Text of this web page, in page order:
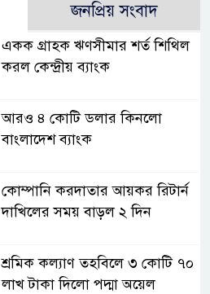
জনপ্রিয় সংবাদ
একক গ্রাহক ঋণসীমার শর্ত শিথিল
করল কেন্দ্রীয় ব্যাংক
আরও ৪ কোটি ডলার কিনলো
বাংলাদেশ ব্যাংক
কোম্পানি করদাতার আয়কর রিটার্ন
দাখিলের সময় বাড়ল ২ দিন
শ্রমিক কল্যাণ তহবিলে ৩ কোটি ৭০
লাখ টাকা দিলো পদ্মা অয়েল